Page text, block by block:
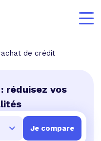
de crédit
réduisez vos